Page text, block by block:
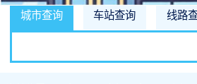
城市查询 车站查询 线路